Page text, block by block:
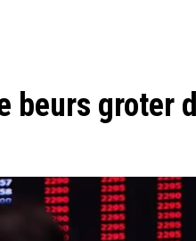
beurs groter